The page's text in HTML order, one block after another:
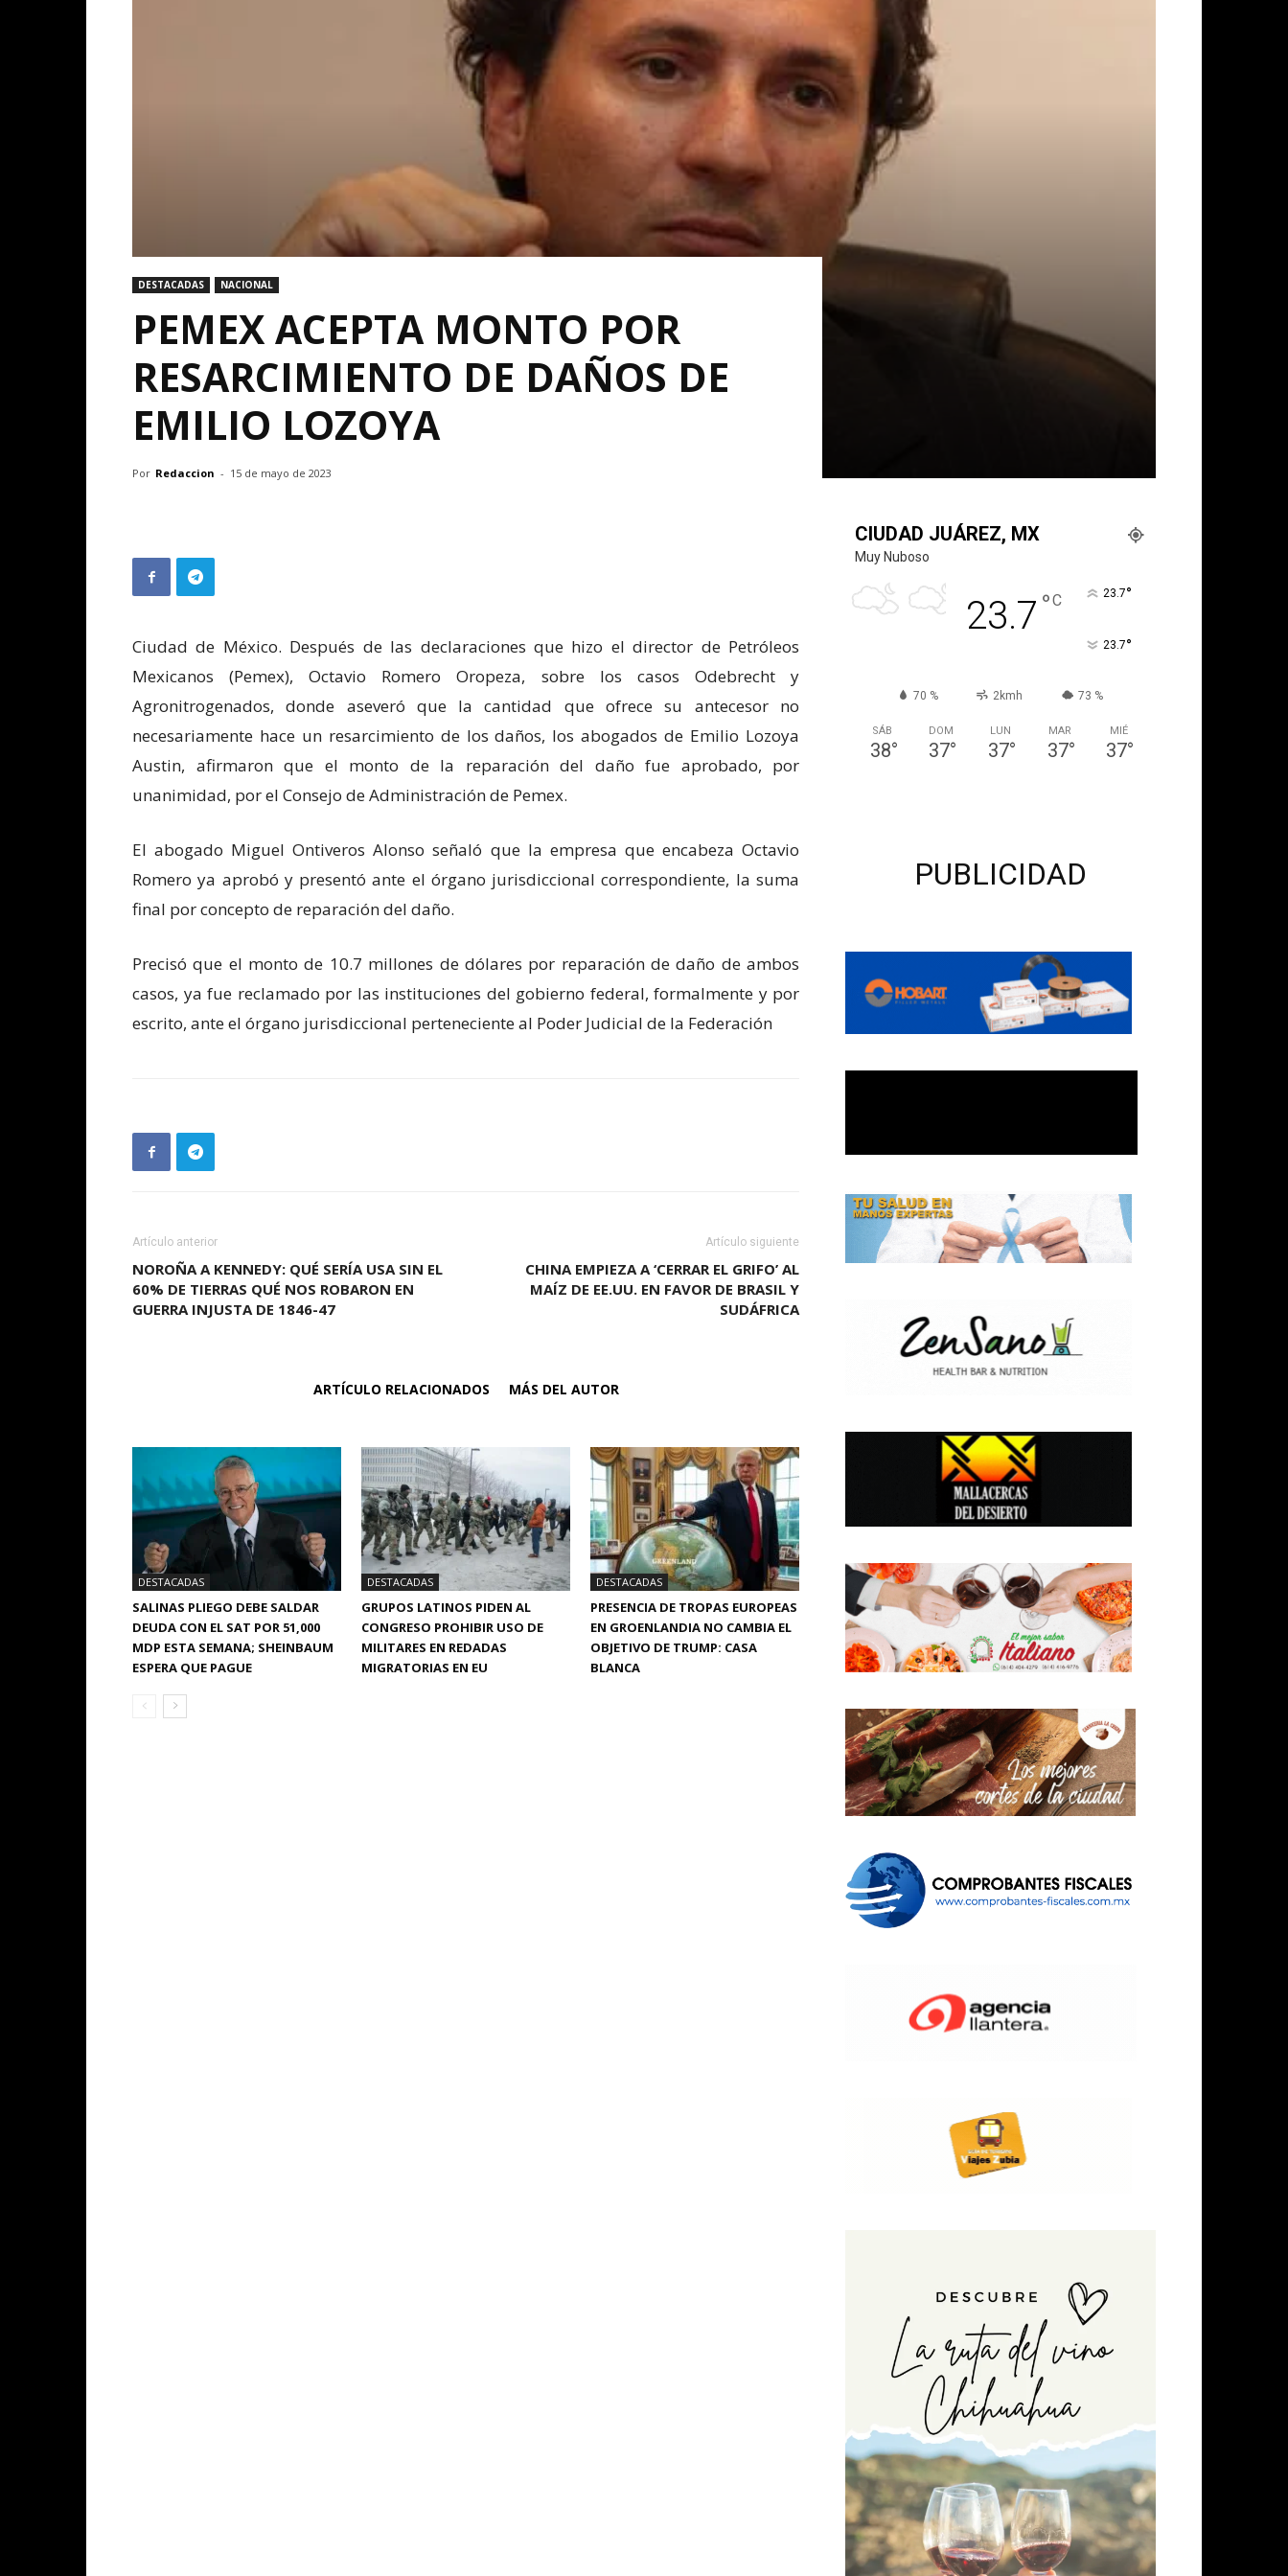
DESTACADAS NACIONAL
PEMEX ACEPTA MONTO POR
RESARCIMIENTO DE DAÑOS DE
EMILIO LOZOYA
Por Redaccion - 15 de mayo de 2023
Ciudad de México. Después de las declaraciones que hizo el director de Petróleos
Mexicanos (Pemex), Octavio Romero Oropeza, sobre los casos Odebrecht y
Agronitrogenados, donde aseveró que la cantidad que ofrece su antecesor no
necesariamente hace un resarcimiento de los daños, los abogados de Emilio Lozoya
Austin, afirmaron que el monto de la reparación del daño fue aprobado, por
unanimidad, por el Consejo de Administración de Pemex.
El abogado Miguel Ontiveros Alonso señaló que la empresa que encabeza Octavio
Romero ya aprobó y presentó ante el órgano jurisdiccional correspondiente, la suma
final por concepto de reparación del daño.
Precisó que el monto de 10.7 millones de dólares por reparación de daño de ambos
casos, ya fue reclamado por las instituciones del gobierno federal, formalmente y por
escrito, ante el órgano jurisdiccional perteneciente al Poder Judicial de la Federación
Artículo anterior
NOROÑA A KENNEDY: QUÉ SERÍA USA SIN EL
60% DE TIERRAS QUÉ NOS ROBARON EN
GUERRA INJUSTA DE 1846-47
Artículo siguiente
CHINA EMPIEZA A ‘CERRAR EL GRIFO’ AL
MAÍZ DE EE.UU. EN FAVOR DE BRASIL Y
SUDÁFRICA
ARTÍCULO RELACIONADOS MÁS DEL AUTOR
DESTACADAS
SALINAS PLIEGO DEBE SALDAR
DEUDA CON EL SAT POR 51,000
MDP ESTA SEMANA; SHEINBAUM
ESPERA QUE PAGUE
DESTACADAS
GRUPOS LATINOS PIDEN AL
CONGRESO PROHIBIR USO DE
MILITARES EN REDADAS
MIGRATORIAS EN EU
DESTACADAS
PRESENCIA DE TROPAS EUROPEAS
EN GROENLANDIA NO CAMBIA EL
OBJETIVO DE TRUMP: CASA
BLANCA
CIUDAD JUÁREZ, MX
Muy Nuboso
23.7 °C 23.7°
23.7°
70 % 2kmh 73 %
SÁB
38°
DOM
37°
LUN
37°
MAR
37°
MIÉ
37°
PUBLICIDAD